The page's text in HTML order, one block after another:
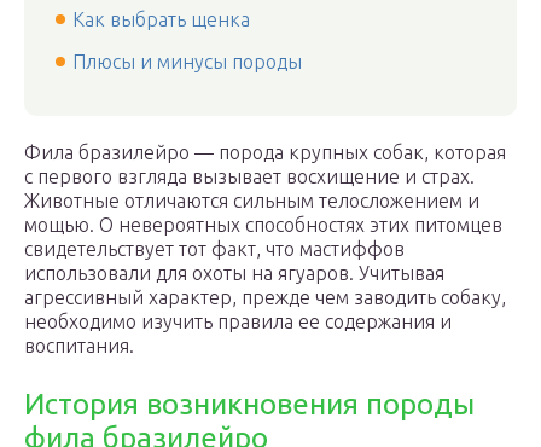
Как выбрать щенка
Плюсы и минусы породы
Фила бразилейро — порода крупных собак, которая
с первого взгляда вызывает восхищение и страх.
Животные отличаются сильным телосложением и
мощью. О невероятных способностях этих питомцев
свидетельствует тот факт, что мастиффов
использовали для охоты на ягуаров. Учитывая
агрессивный характер, прежде чем заводить собаку,
необходимо изучить правила ее содержания и
воспитания.
История возникновения породы
фила бразилейро